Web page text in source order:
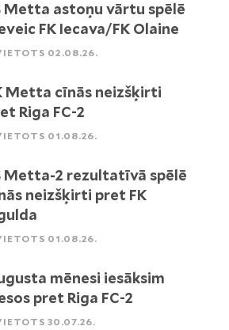
Metta astoņu vārtu spēlē
FK Iecava/FK Olaine
02.08.26.
Metta cīnās neizšķirti
Riga FC-2
01.08.26.
Metta-2 rezultatīvā spēlē
neizšķirti pret FK
01.08.26.
mēnesi iesāksim
pret Riga FC-2
30.07.26.